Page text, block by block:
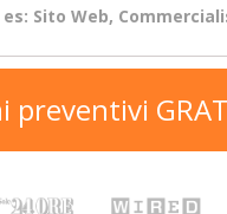
preventivi